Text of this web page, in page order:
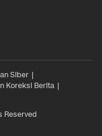
Siber
Koreksi Berita
Reserved